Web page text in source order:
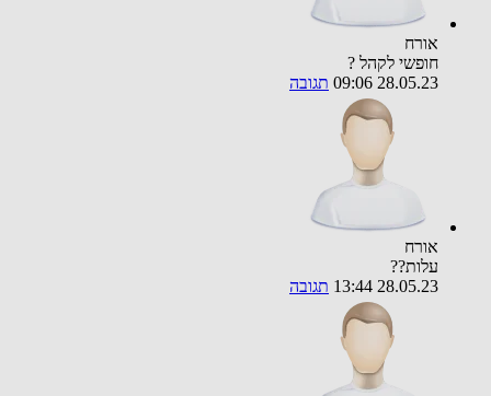
אורח
חופשי לקהל ?
28.05.23 09:06
תגובה
אורח
עלות??
28.05.23 13:44
תגובה